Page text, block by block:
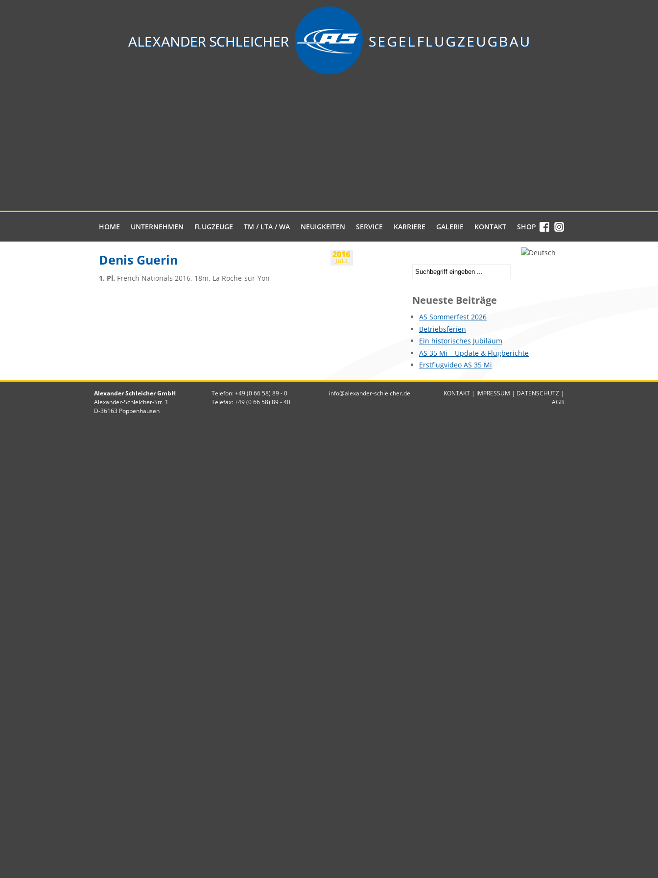
HOME UNTERNEHMEN FLUGZEUGE TM / LTA / WA NEUIGKEITEN SERVICE KARRIERE GALERIE KONTAKT SHOP
2016
JULI.
Denis Guerin
1. Pl. French Nationals 2016, 18m, La Roche-sur-Yon
Neueste Beiträge
AS Sommerfest 2026
Betriebsferien
Ein historisches Jubiläum
AS 35 Mi – Update & Flugberichte
Erstflugvideo AS 35 Mi
Alexander Schleicher GmbH
Alexander-Schleicher-Str. 1
D-36163 Poppenhausen
Telefon: +49 (0 66 58) 89 - 0
Telefax: +49 (0 66 58) 89 - 40
info@alexander-schleicher.de KONTAKT | IMPRESSUM | DATENSCHUTZ |
AGB